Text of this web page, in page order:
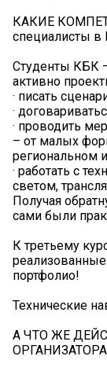
КАКИЕ
специалисты в
Студенты КБК
активно
· писать
·
· проводить
– от малых
региональном
· работать с
светом,
Получая
сами были
К третьему
портфолио!
Технические
А ЧТО ЖЕ